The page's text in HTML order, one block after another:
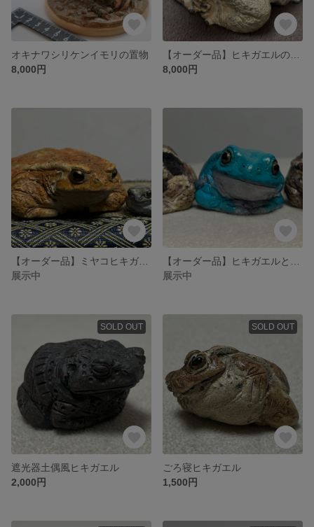
オキナワシリケンイモリの置物
8,000円
8,000円
展示中
展示中
SOLD OUT
遮光器土偶風ヒキガエル
2,000円
SOLD OUT
ごろ寝ヒキガエル
1,500円